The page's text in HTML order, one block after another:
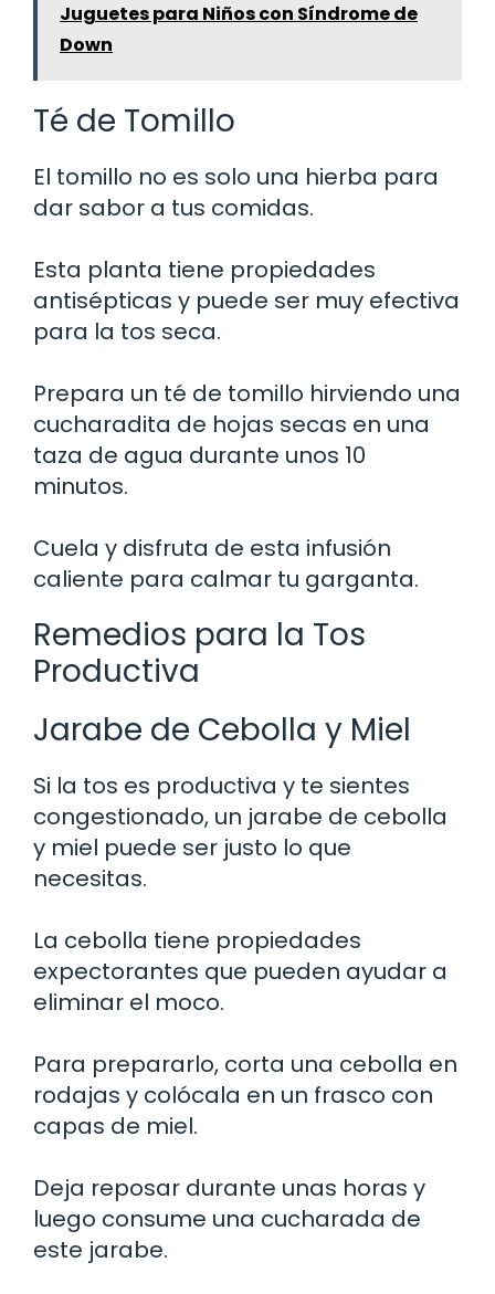
Juguetes para Niños con Síndrome de
Down
Té de Tomillo
El tomillo no es solo una hierba para
dar sabor a tus comidas.
Esta planta tiene propiedades
antisépticas y puede ser muy efectiva
para la tos seca.
Prepara un té de tomillo hirviendo una
cucharadita de hojas secas en una
taza de agua durante unos 10
minutos.
Cuela y disfruta de esta infusión
caliente para calmar tu garganta.
Remedios para la Tos
Productiva
Jarabe de Cebolla y Miel
Si la tos es productiva y te sientes
congestionado, un jarabe de cebolla
y miel puede ser justo lo que
necesitas.
La cebolla tiene propiedades
expectorantes que pueden ayudar a
eliminar el moco.
Para prepararlo, corta una cebolla en
rodajas y colócala en un frasco con
capas de miel.
Deja reposar durante unas horas y
luego consume una cucharada de
este jarabe.